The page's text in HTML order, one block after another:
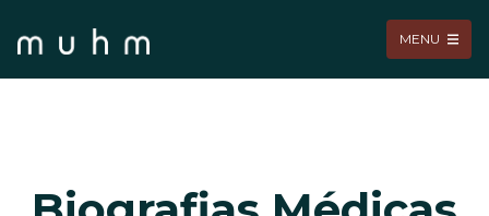
MENU